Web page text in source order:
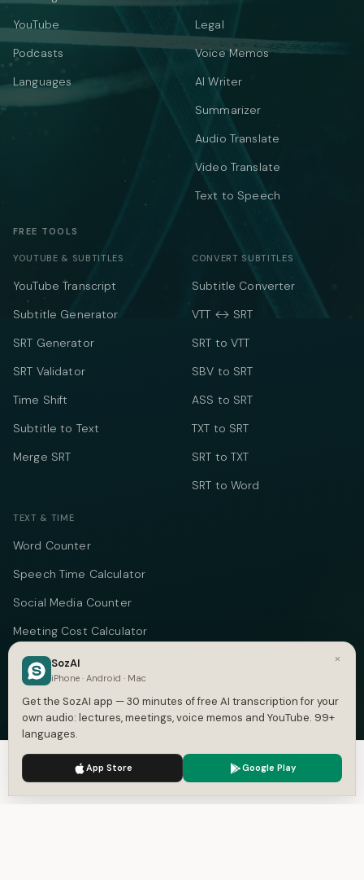
YouTube
Podcasts
Languages
Legal
Voice Memos
AI Writer
Summarizer
Audio Translate
Video Translate
Text to Speech
FREE TOOLS
YOUTUBE & SUBTITLES
YouTube Transcript
Subtitle Generator
SRT Generator
SRT Validator
Time Shift
Subtitle to Text
Merge SRT
CONVERT SUBTITLES
Subtitle Converter
VTT ↔ SRT
SRT to VTT
SBV to SRT
ASS to SRT
TXT to SRT
SRT to TXT
SRT to Word
TEXT & TIME
Word Counter
Speech Time Calculator
Social Media Counter
Meeting Cost Calculator
Online Timer
Timecode Converter
COMPANY
About
Pricing
We use cookies to enhance your experience.
×
SozAI
iPhone · Android · Mac
Get the SozAI app — 30 minutes of free AI transcription for your
own audio: lectures, meetings, voice memos and YouTube. 99+
languages.
App Store Google Play